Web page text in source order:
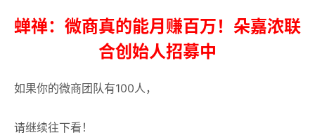
蝉禅：微商真的能月赚百万！朵嘉浓联
合创始人招募中
如果你的微商团队有100人，
请继续往下看！